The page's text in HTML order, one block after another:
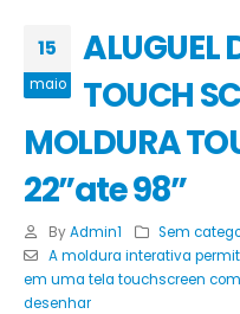
15
maio
ALUGUEL
TOUCH
MOLDURA
22”ate 98”
By Admin1
Sem
A moldura interativa
em uma tela touchscreen
desenhar